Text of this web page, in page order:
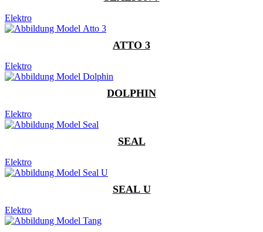
Elektro
ATTO 3
Elektro
DOLPHIN
Elektro
SEAL
Elektro
SEAL U
Elektro